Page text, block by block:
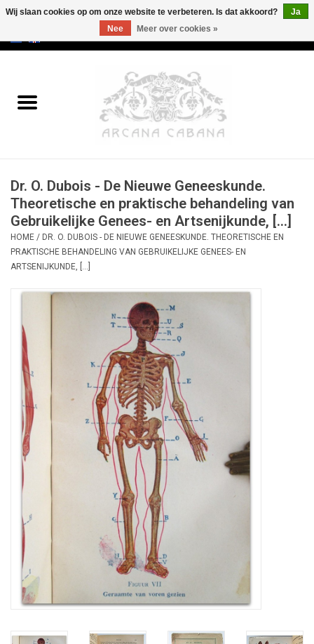
Oud & Zeldzaam
Erotica
Curiosa
Categorieën
Dr. O. Dubois - De Nieuwe Geneeskunde.
Theoretische en praktische behandeling van
Gebruikelijke Genees- en Artsenijkunde, [...]
HOME / DR. O. DUBOIS - DE NIEUWE GENEESKUNDE. THEORETISCHE EN
PRAKTISCHE BEHANDELING VAN GEBRUIKELIJKE GENEES- EN
ARTSENIJKUNDE, [...]
Wij slaan cookies op om onze website te verbeteren. Is dat akkoord?
Ja
Nee
Meer over cookies »